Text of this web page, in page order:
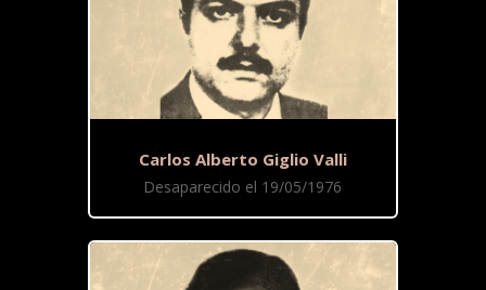
Carlos Alberto Giglio Valli
Desaparecido el 19/05/1976